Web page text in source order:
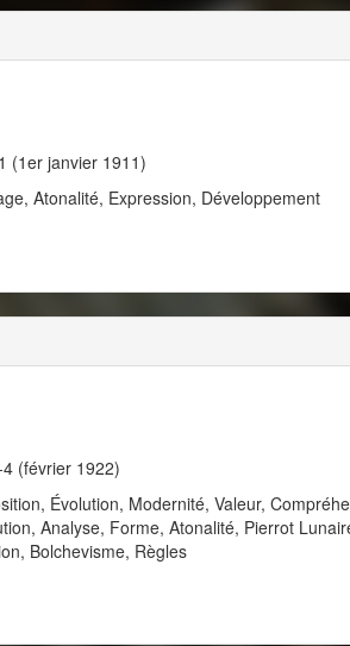
(1er janvier 1911)
Atonalité, Expression, Développement
(février 1922)
Évolution, Modernité, Valeur,
Analyse, Forme, Atonalité, Pierrot
Bolchevisme, Règles